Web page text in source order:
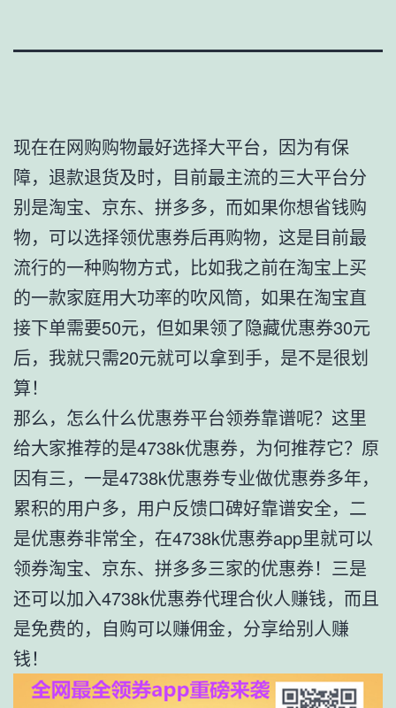
现在在网购购物最好选择大平台，因为有保
障，退款退货及时，目前最主流的三大平台分
别是淘宝、京东、拼多多，而如果你想省钱购
物，可以选择领优惠券后再购物，这是目前最
流行的一种购物方式，比如我之前在淘宝上买
的一款家庭用大功率的吹风筒，如果在淘宝直
接下单需要50元，但如果领了隐藏优惠券30元
后，我就只需20元就可以拿到手，是不是很划
算！
那么，怎么什么优惠券平台领券靠谱呢？这里
给大家推荐的是4738k优惠券，为何推荐它？原
因有三，一是4738k优惠券专业做优惠券多年，
累积的用户多，用户反馈口碑好靠谱安全，二
是优惠券非常全，在4738k优惠券app里就可以
领券淘宝、京东、拼多多三家的优惠券！三是
还可以加入4738k优惠券代理合伙人赚钱，而且
是免费的，自购可以赚佣金，分享给别人赚
钱！